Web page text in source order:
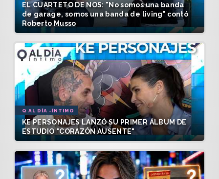
EL CUARTETO DE NOS: "No somos una banda
de garage, somos una banda de living" contó
Roberto Musso
Q AL DÍA -ÍNTIMO
KE PERSONAJES LANZÓ SU PRIMER ÁLBUM DE
ESTUDIO "CORAZÓN AUSENTE"